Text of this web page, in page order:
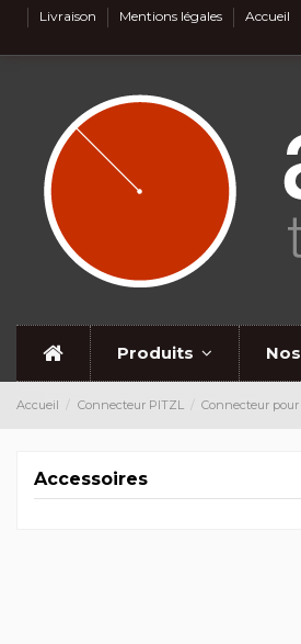
Livraison Mentions légales Accueil
Produits
Accueil Connecteur PITZL Connecteur pour
Accessoires